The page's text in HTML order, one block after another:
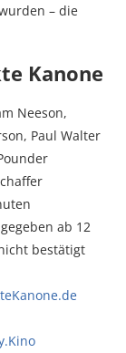
– die
Kanone
Neeson,
Paul Walter
ab 12
bestätigt